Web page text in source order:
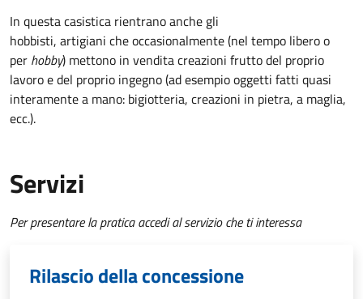
In questa casistica rientrano anche gli
hobbisti, artigiani che occasionalmente (nel tempo libero o
per hobby) mettono in vendita creazioni frutto del proprio
lavoro e del proprio ingegno (ad esempio oggetti fatti quasi
interamente a mano: bigiotteria, creazioni in pietra, a maglia,
ecc.).
Servizi
Per presentare la pratica accedi al servizio che ti interessa
Rilascio della concessione